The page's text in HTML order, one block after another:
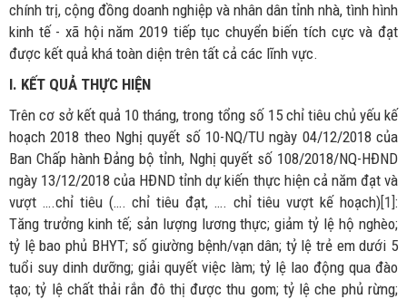
chính trị, cộng đồng doanh nghiệp và nhân dân tỉnh nhà, tình hình
kinh tế - xã hội năm 2019 tiếp tục chuyển biến tích cực và đạt
được kết quả khá toàn diện trên tất cả các lĩnh vực.
I. KẾT QUẢ THỰC HIỆN
Trên cơ sở kết quả 10 tháng, trong tổng số 15 chỉ tiêu chủ yếu kế
hoạch 2018 theo Nghị quyết số 10-NQ/TU ngày 04/12/2018 của
Ban Chấp hành Đảng bộ tỉnh, Nghị quyết số 108/2018/NQ-HĐND
ngày 13/12/2018 của HĐND tỉnh dự kiến thực hiện cả năm đạt và
vượt ….chỉ tiêu (…. chỉ tiêu đạt, …. chỉ tiêu vượt kế hoạch)[1]:
Tăng trưởng kinh tế; sản lượng lương thực; giảm tỷ lệ hộ nghèo;
tỷ lệ bao phủ BHYT; số giường bệnh/vạn dân; tỷ lệ trẻ em dưới 5
tuổi suy dinh dưỡng; giải quyết việc làm; tỷ lệ lao động qua đào
tạo; tỷ lệ chất thải rắn đô thị được thu gom; tỷ lệ che phủ rừng;